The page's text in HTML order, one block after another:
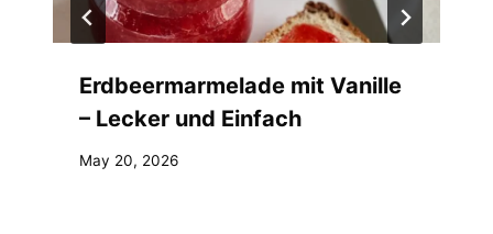
Erdbeermarmelade mit Vanille
– Lecker und Einfach
May 20, 2026